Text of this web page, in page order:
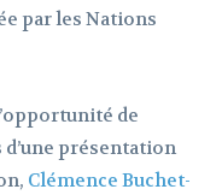
par les Nations
de
présentation
Clémence Buchet-